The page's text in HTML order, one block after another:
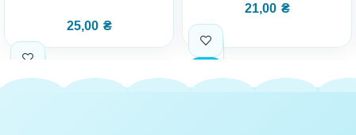
25,00 ₴
21,00 ₴